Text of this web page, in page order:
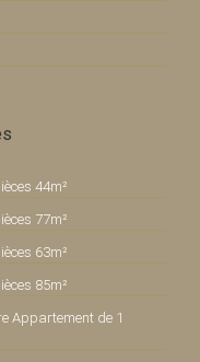
44m²
77m²
63m²
85m²
Appartement de 1